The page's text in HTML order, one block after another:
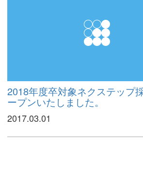
2018年度卒対象ネクステップ
ープンいたしました。
2017.03.01